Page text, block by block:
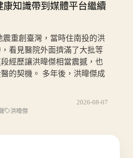
康知識帶到媒體平台繼續
震重創臺灣，當時住南投的洪
看見醫院外面擠滿了大批等
經歷讓洪暐傑相當震撼，也
的契機。 多年後，洪暐傑成
2026-08-07
洪暐傑